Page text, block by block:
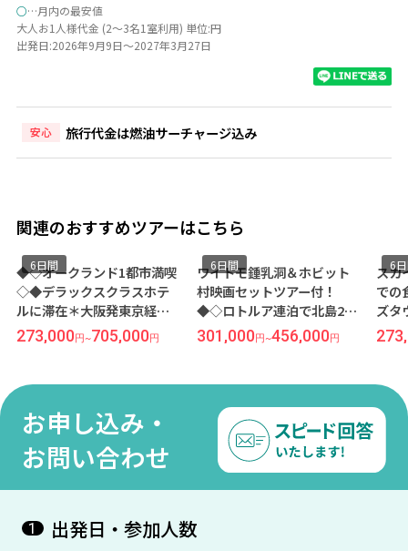
○…月内の最安値
大人お1人様代金 (2～3名1室利用) 単位:円
出発日:2026年9月9日～2027年3月27日
安心 旅行代金は燃油サーチャージ込み
関連のおすすめツアーはこちら
◆◇オークランド1都市満喫
◇◆デラックスクラスホテ
ルに滞在＊大阪発東京経由
／カンタス航空利用 オーク
ランド6日間
6日間
273,000円~705,000円
ワイトモ鍾乳洞＆ホビット
村映画セットツアー付！
◆◇ロトルア連泊で北島2都
市巡り◇◆スタンダードク
ラスホテルに滞在＊成田発
利用 オークランド2泊＆ロト
ルア2泊 6日間
6日間
301,000円~456,000円
スカ
での
ズタ
ンダ
在
間
6
お申し込み・
お問い合わせ
1 出発日・参加人数